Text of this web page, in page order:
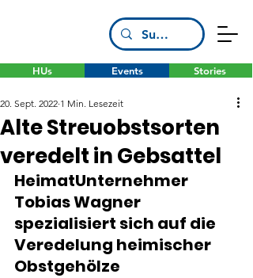
HUs Stories
Events
Alte Streuobstsorten
veredelt in Gebsattel
20. Sept. 2022 1 Min. Lesezeit
HeimatUnternehmer
Tobias Wagner
spezialisiert sich auf die
Veredelung heimischer
Obstgehölze